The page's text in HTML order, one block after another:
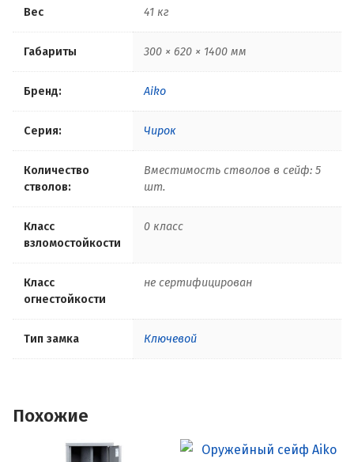
Вес 41 кг
Габариты 300 × 620 × 1400 мм
Бренд: Aiko
Серия: Чирок
Количество
стволов:
Вместимость стволов в сейф: 5
шт.
Класс
взломостойкости
0 класс
Класс
огнестойкости
не сертифицирован
Тип замка Ключевой
Похожие